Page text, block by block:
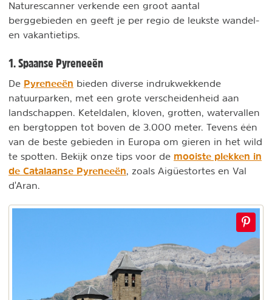
Naturescanner verkende een groot aantal
berggebieden en geeft je per regio de leukste wandel-
en vakantietips.
1. Spaanse Pyreneeën
De Pyreneeën bieden diverse indrukwekkende
natuurparken, met een grote verscheidenheid aan
landschappen. Keteldalen, kloven, grotten, watervallen
en bergtoppen tot boven de 3.000 meter. Tevens één
van de beste gebieden in Europa om gieren in het wild
te spotten. Bekijk onze tips voor de mooiste plekken in
de Catalaanse Pyreneeën , zoals Aigüestortes en Val
d'Aran.